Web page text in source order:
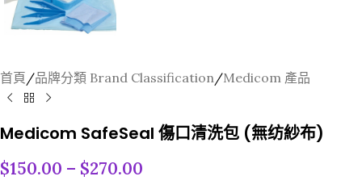
首頁/品牌分類 Brand Classification/Medicom 產品
Medicom SafeSeal 傷口清洗包 (無纺紗布)
$150.00 – $270.00